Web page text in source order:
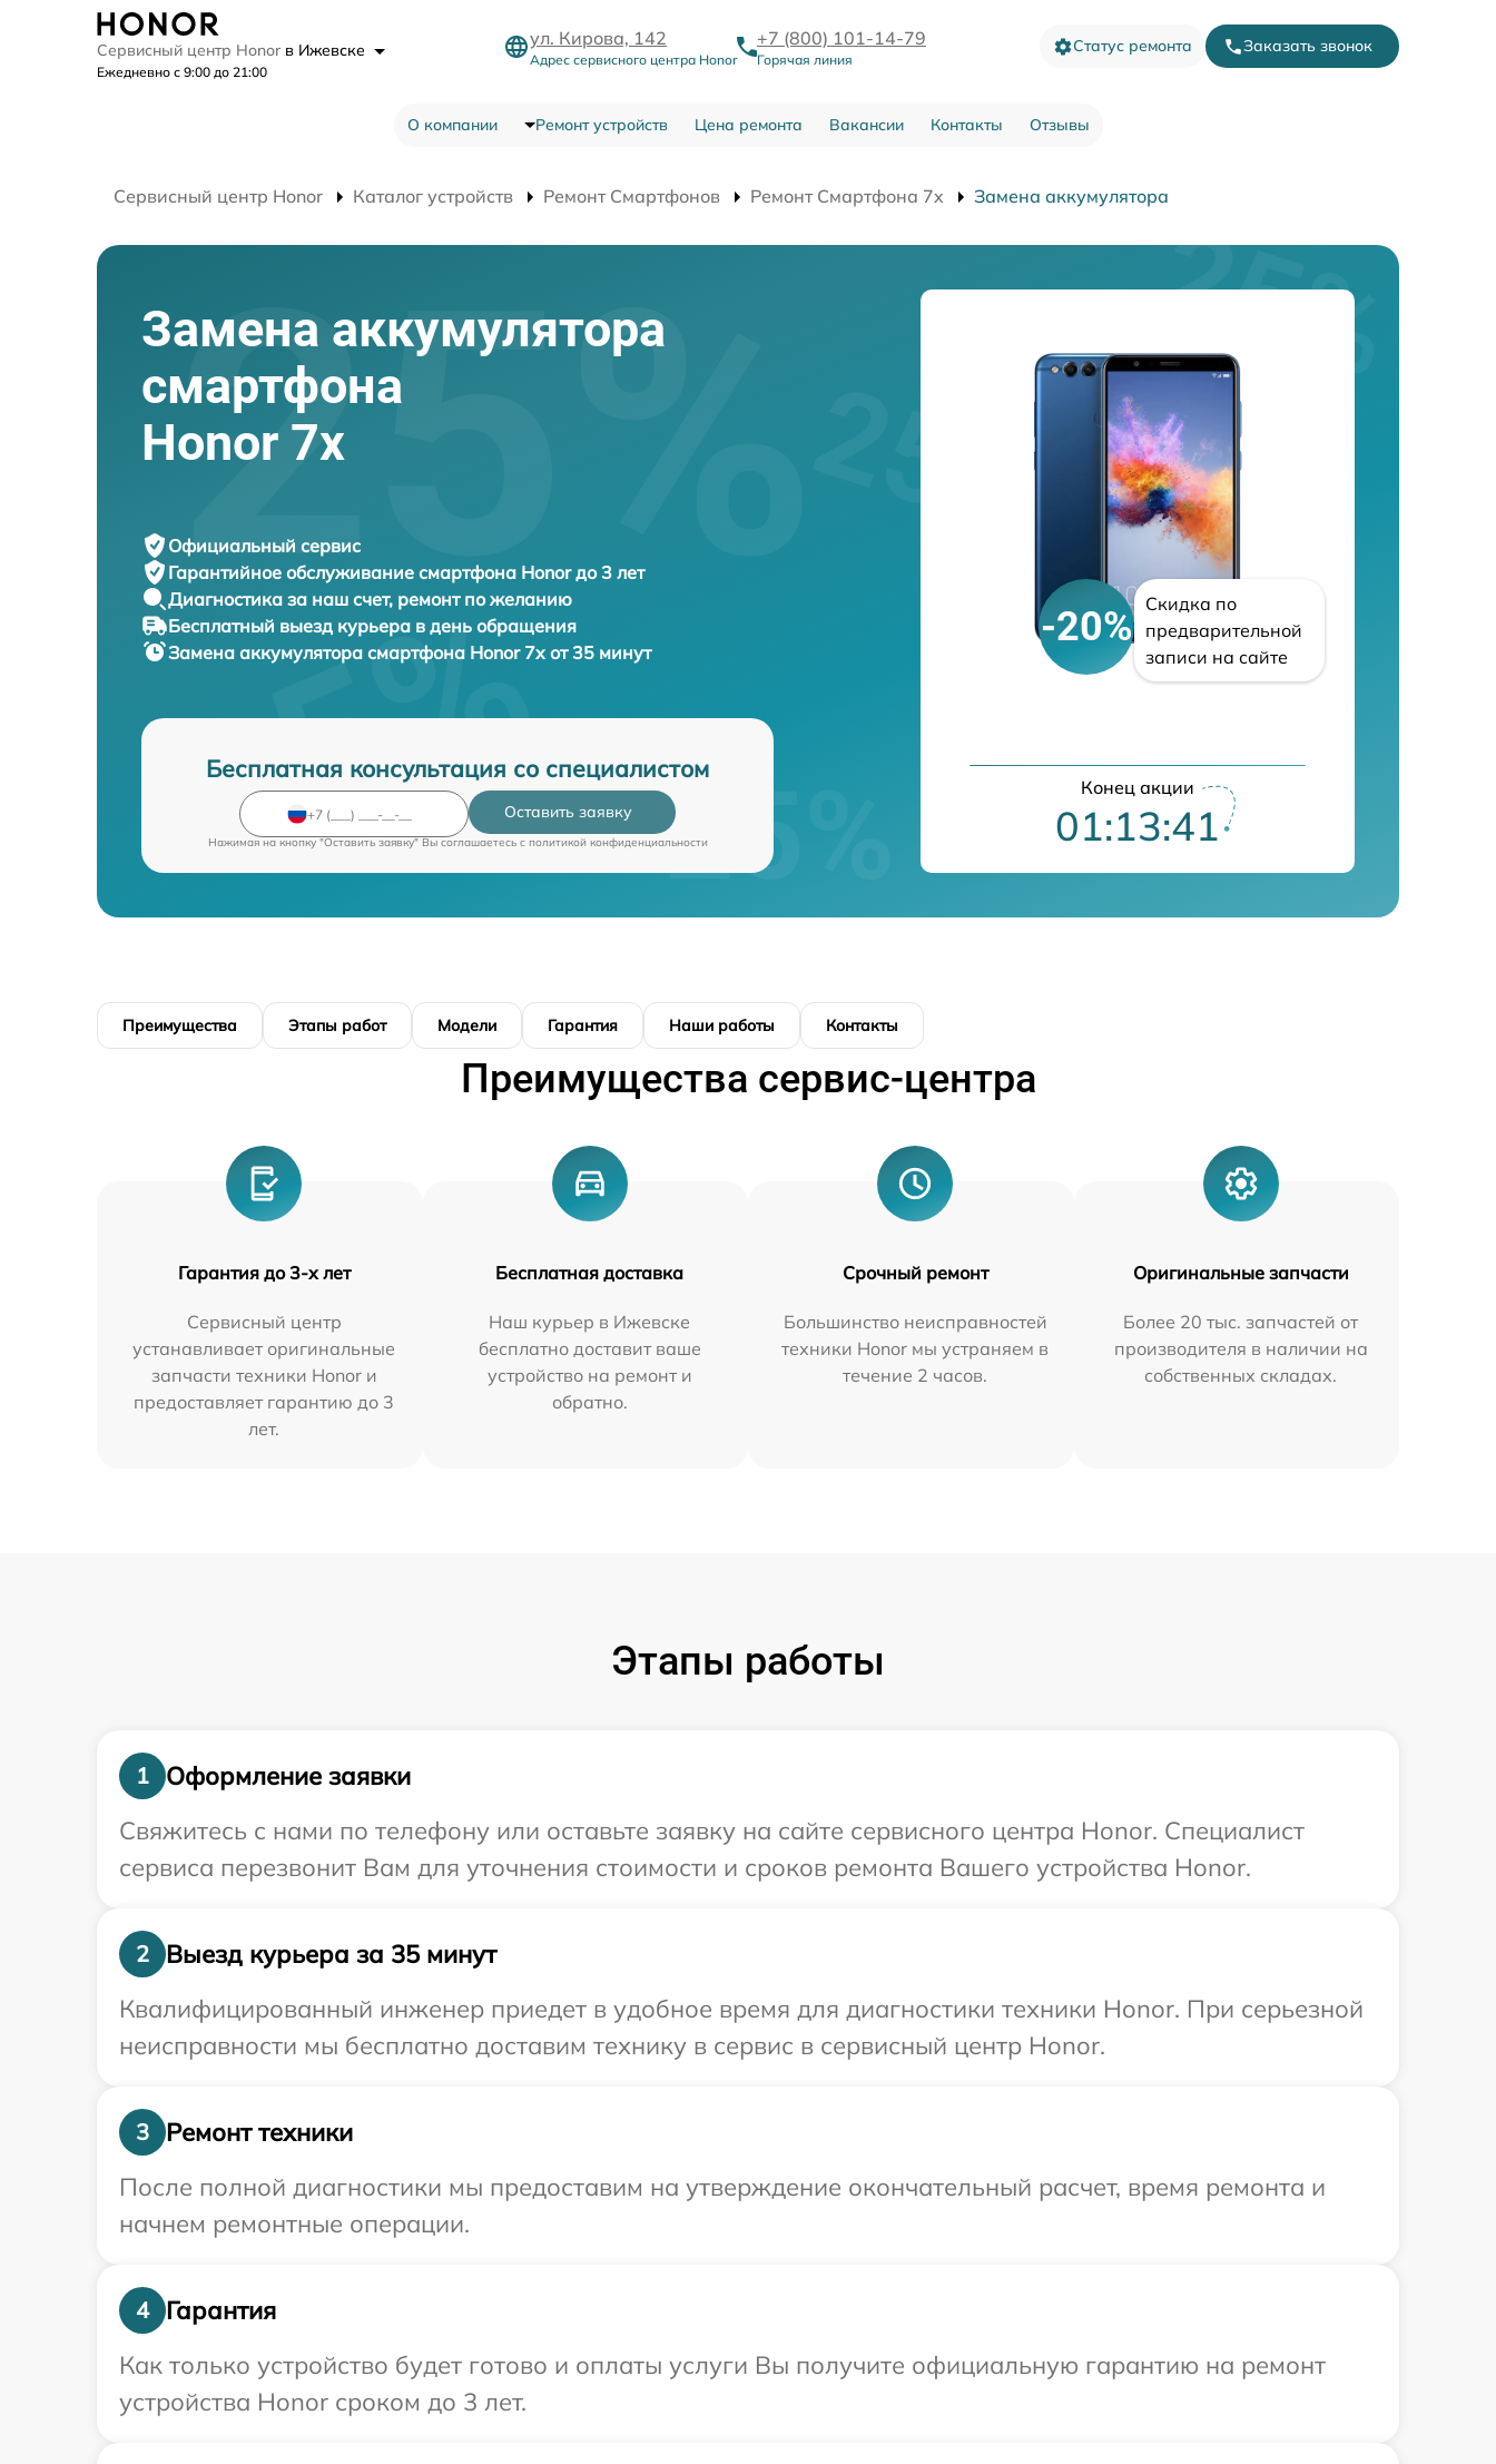
Сервисный центр Honor в Ижевске
Ежедневно с 9:00 до 21:00
ул. Кирова, 142
Адрес сервисного центра Honor
+7 (800) 101-14-79
Горячая линия
Статус ремонта Заказать звонок
О компании Ремонт устройств Цена ремонта Вакансии Контакты Отзывы
Сервисный центр Honor Каталог устройств Ремонт Смартфонов Ремонт Смартфона 7x Замена аккумулятора
Замена аккумулятора
смартфона
Honor 7x
Официальный сервис
Гарантийное обслуживание смартфона Honor до 3 лет
Диагностика за наш счет, ремонт по желанию
Бесплатный выезд курьера в день обращения
Замена аккумулятора смартфона Honor 7x от 35 минут
Бесплатная консультация со специалистом
Оставить заявку
Нажимая на кнопку "Оставить заявку" Вы соглашаетесь c политикой конфиденциальности
-20%
Скидка по
предварительной
записи на сайте
Конец акции
01:13:40
Преимущества Этапы работ Модели Гарантия Наши работы Контакты
Преимущества сервис-центра
Гарантия до 3-х лет
Сервисный центр
устанавливает оригинальные
запчасти техники Honor и
предоставляет гарантию до 3
лет.
Бесплатная доставка
Наш курьер в Ижевске
бесплатно доставит ваше
устройство на ремонт и
обратно.
Срочный ремонт
Большинство неисправностей
техники Honor мы устраняем в
течение 2 часов.
Оригинальные запчасти
Более 20 тыс. запчастей от
производителя в наличии на
собственных складах.
Этапы работы
1
Оформление заявки
Свяжитесь с нами по телефону или оставьте заявку на сайте сервисного центра Honor. Специалист
сервиса перезвонит Вам для уточнения стоимости и сроков ремонта Вашего устройства Honor.
2
Выезд курьера за 35 минут
Квалифицированный инженер приедет в удобное время для диагностики техники Honor. При серьезной
неисправности мы бесплатно доставим технику в сервис в сервисный центр Honor.
3
Ремонт техники
После полной диагностики мы предоставим на утверждение окончательный расчет, время ремонта и
начнем ремонтные операции.
4
Гарантия
Как только устройство будет готово и оплаты услуги Вы получите официальную гарантию на ремонт
устройства Honor сроком до 3 лет.